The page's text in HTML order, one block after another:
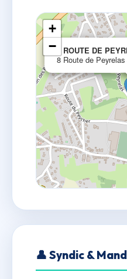
8 ROUTE DE
8 Route de
+
−
👤 Syndic &